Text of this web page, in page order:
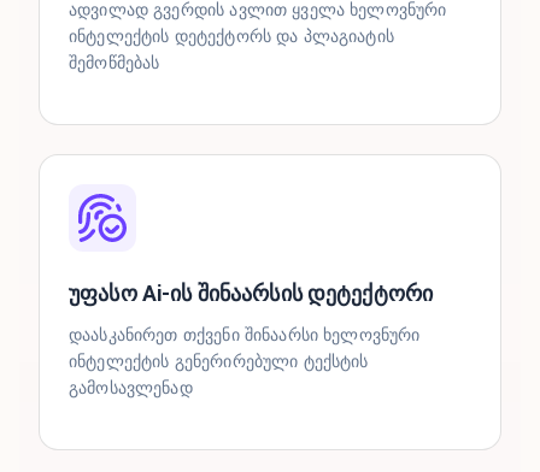
ადვილად გვერდის ავლით ყველა ხელოვნური
ინტელექტის დეტექტორს და პლაგიატის
შემოწმებას
უფასო Ai-ის შინაარსის დეტექტორი
დაასკანირეთ თქვენი შინაარსი ხელოვნური
ინტელექტის გენერირებული ტექსტის
გამოსავლენად